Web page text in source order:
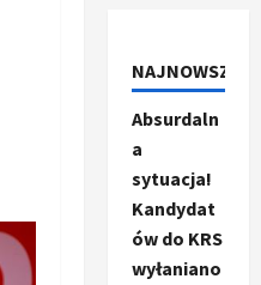
NAJNOWSZE
Absurdaln
a
sytuacja!
Kandydat
ów do KRS
wyłaniano